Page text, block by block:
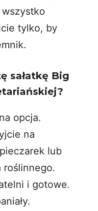
tylko, by
sałatkę Big
opcja.
na
lub
roślinnego.
i gotowe.